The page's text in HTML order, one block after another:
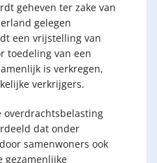
geheven ter zake van
gelegen
een vrijstelling van
toedeling van een
is verkregen,
verkrijgers.
overdrachtsbelasting
dat onder
samenwoners ook
gezamenlijke